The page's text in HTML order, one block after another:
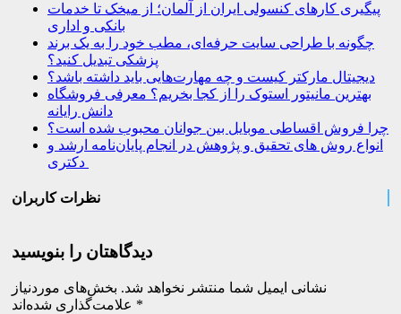
پیگیری کارهای کنسولی ایران از آلمان؛ از میخک تا خدمات
بانکی و اداری
چگونه با طراحی سایت حرفه‌ای، مطب خود را به یک برند
پزشکی تبدیل کنید؟
دیجیتال مارکتر کیست و چه مهارت‌هایی باید داشته باشد؟
بهترین مانیتور استوک را از کجا بخریم؟ معرفی فروشگاه
دانش رایانه
چرا فروش اقساطی موبایل بین جوانان محبوب شده است؟
انواع روش های تحقیق و پژوهش در انجام پایان‌نامه ارشد و
نظرات کاربران
دیدگاهتان را بنویسید
نشانی ایمیل شما منتشر نخواهد شد. بخش‌های موردنیاز
*